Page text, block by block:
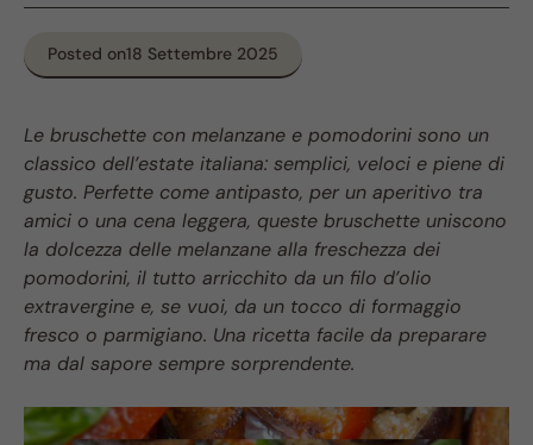
Posted on18 Settembre 2025
Le bruschette con melanzane e pomodorini sono un
classico dell’estate italiana: semplici, veloci e piene di
gusto. Perfette come antipasto, per un aperitivo tra
amici o una cena leggera, queste bruschette uniscono
la dolcezza delle melanzane alla freschezza dei
pomodorini, il tutto arricchito da un filo d’olio
extravergine e, se vuoi, da un tocco di formaggio
fresco o parmigiano. Una ricetta facile da preparare
ma dal sapore sempre sorprendente.